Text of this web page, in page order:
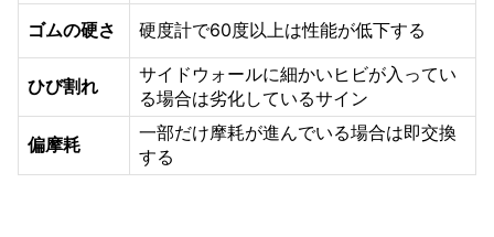
ゴムの硬さ
硬度計で60度以上は性能が低下する
ひび割れ
サイドウォールに細かいヒビが入ってい
る場合は劣化しているサイン
偏摩耗
一部だけ摩耗が進んでいる場合は即交換
する